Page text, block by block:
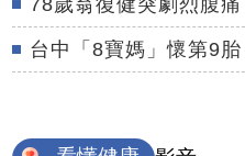
台中「8寶媽」懷第9